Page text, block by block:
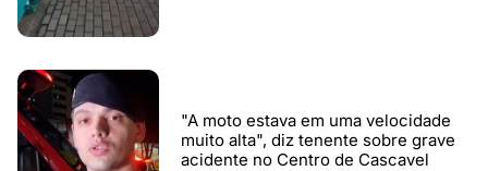
"A moto estava em uma velocidade
muito alta", diz tenente sobre grave
acidente no Centro de Cascavel